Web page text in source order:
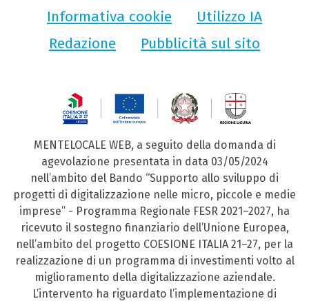
Informativa cookie
Utilizzo IA
Redazione
Pubblicità sul sito
MENTELOCALE WEB, a seguito della domanda di
agevolazione presentata in data 03/05/2024
nell’ambito del Bando “Supporto allo sviluppo di
progetti di digitalizzazione nelle micro, piccole e medie
imprese” - Programma Regionale FESR 2021–2027, ha
ricevuto il sostegno finanziario dell’Unione Europea,
nell’ambito del progetto COESIONE ITALIA 21–27, per la
realizzazione di un programma di investimenti volto al
miglioramento della digitalizzazione aziendale.
L’intervento ha riguardato l’implementazione di